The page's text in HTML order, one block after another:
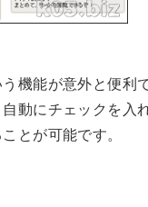
機能が意外と便利
動にチェックを入
とが可能です。